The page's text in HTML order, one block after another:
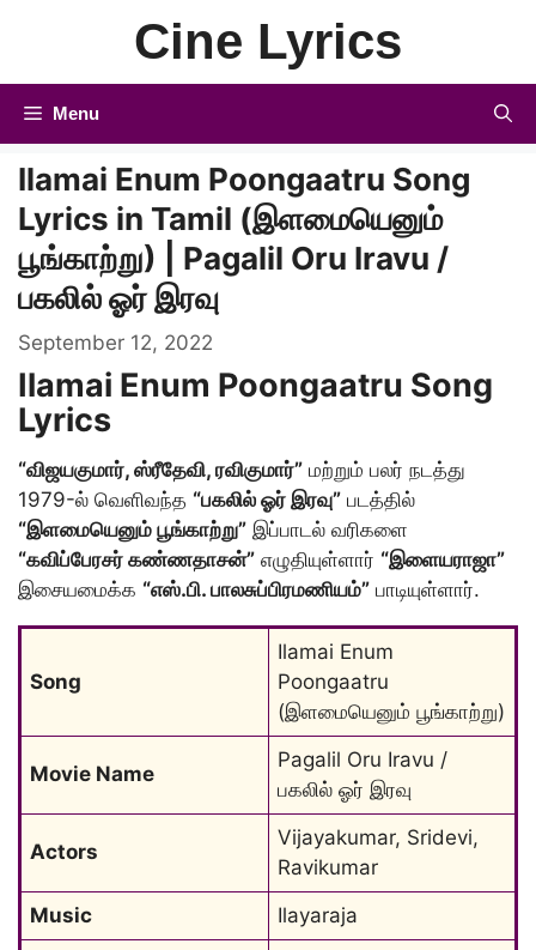
Cine Lyrics
Menu
Ilamai Enum Poongaatru Song
Lyrics in Tamil (இளமையெனும்
பூங்காற்று) | Pagalil Oru Iravu /
பகலில் ஓர் இரவு
September 12, 2022
Ilamai Enum Poongaatru Song
Lyrics
“விஜயகுமார், ஸ்ரீதேவி, ரவிகுமார்” மற்றும் பலர் நடத்து
1979-ல் வெளிவந்த “பகலில் ஓர் இரவு” படத்தில்
“இளமையெனும் பூங்காற்று” இப்பாடல் வரிகளை
“கவிப்பேரசர் கண்ணதாசன்” எழுதியுள்ளார் “இளையராஜா”
இசையமைக்க “எஸ்.பி. பாலசுப்பிரமணியம்” பாடியுள்ளார்.
Song
Ilamai Enum
Poongaatru
(இளமையெனும் பூங்காற்று)
Movie Name
Pagalil Oru Iravu /
பகலில் ஓர் இரவு
Actors
Vijayakumar, Sridevi,
Ravikumar
Music
Ilayaraja